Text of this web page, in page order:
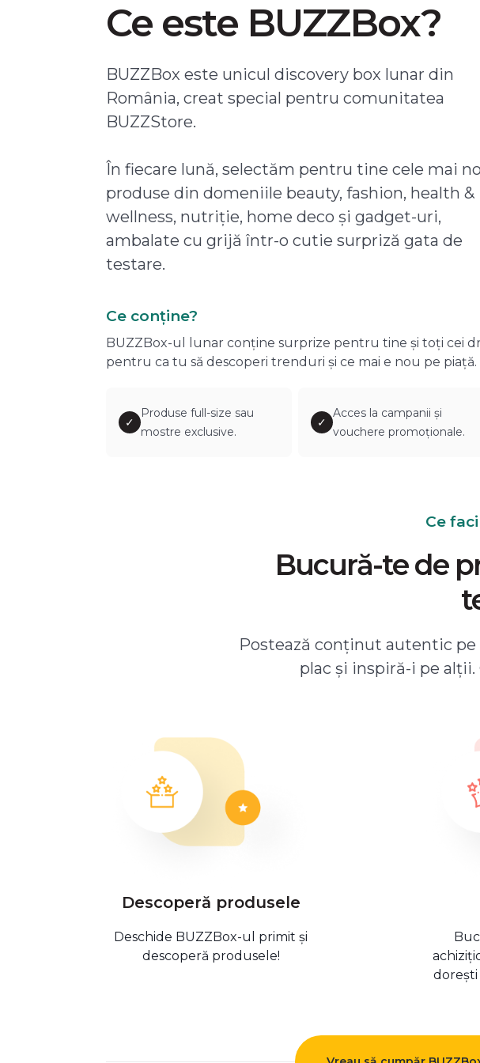
Ce este BUZZBox?
BUZZBox este unicul discovery box lunar din
România, creat special pentru comunitatea
BUZZStore.
În fiecare lună, selectăm pentru tine cele mai
produse din domeniile beauty, fashion, health &
wellness, nutriție, home deco și gadget-uri,
ambalate cu grijă într-o cutie surpriză gata de
testare.
Ce conține?
BUZZBox-ul lunar conține surprize pentru tine și toți cei
pentru ca tu să descoperi trenduri și ce mai e nou pe piață.
✓
Produse full-size sau
mostre exclusive.
✓
Acces la campanii și
vouchere promoționale.
Ce
Bucură-te de
Postează conținut autentic pe
plac și inspiră-i pe
Descoperă produsele
Deschide BUZZBox-ul primit și
descoperă produsele!
dorești